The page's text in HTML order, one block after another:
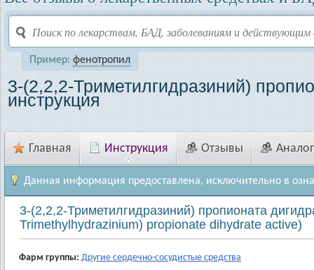
Пример: фенотропил
3-(2,2,2-Триметилгидразиний)
инструкция
Главная Инструкция Отзывы
Данная информация предоставлена, исключительно в
3-(2,2,2-Триметилгидразиний) пропионата
Trimethylhydrazinium) propionate dihydrate active)
Фарм группы: Другие сердечно-сосудистые средства